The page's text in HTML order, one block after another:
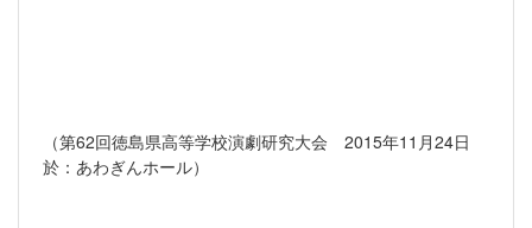
（第62回徳島県高等学校演劇研究大会 2015年11月24日
於：あわぎんホール）